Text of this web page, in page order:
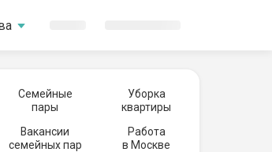
Семейные
пары
Уборка
квартиры
Вакансии
семейных пар
Работа
в Москве